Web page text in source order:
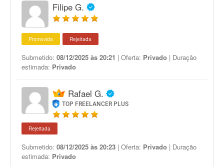
Filipe G.
Promovida Rejeitada
Submetido: 08/12/2025 às 20:21 | Oferta: Privado | Duração
estimada: Privado
Rafael G.
TOP FREELANCER PLUS
Rejeitada
Submetido: 08/12/2025 às 20:23 | Oferta: Privado | Duração
estimada: Privado